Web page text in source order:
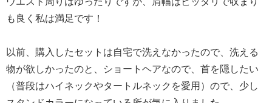
も良く私は満足です！
以前、購入したセットは自宅で洗えなかったので、洗える
物が欲しかったのと、ショートヘアなので、首を隠したい
（普段はハイネックやタートルネックを愛用）ので、少し